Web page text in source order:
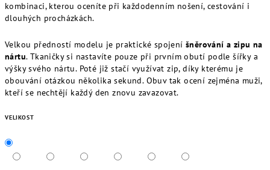
kombinaci, kterou oceníte při každodenním nošení, cestování i
dlouhých procházkách.
Velkou předností modelu je praktické spojení šněrování a zipu na
nártu. Tkaničky si nastavíte pouze při prvním obutí podle šířky a
výšky svého nártu. Poté již stačí využívat zip, díky kterému je
obouvání otázkou několika sekund. Obuv tak ocení zejména muži,
kteří se nechtějí každý den znovu zavazovat.
VELIKOST